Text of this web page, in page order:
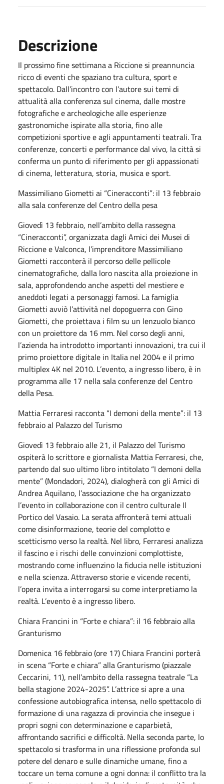
Descrizione
Il prossimo fine settimana a Riccione si preannuncia
ricco di eventi che spaziano tra cultura, sport e
spettacolo. Dall’incontro con l’autore sui temi di
attualità alla conferenza sul cinema, dalle mostre
fotografiche e archeologiche alle esperienze
gastronomiche ispirate alla storia, fino alle
competizioni sportive e agli appuntamenti teatrali. Tra
conferenze, concerti e performance dal vivo, la città si
conferma un punto di riferimento per gli appassionati
di cinema, letteratura, storia, musica e sport.
Massimiliano Giometti ai “Cineracconti”: il 13 febbraio
alla sala conferenze del Centro della pesa
Giovedì 13 febbraio, nell’ambito della rassegna
“Cineracconti”, organizzata dagli Amici dei Musei di
Riccione e Valconca, l’imprenditore Massimiliano
Giometti racconterà il percorso delle pellicole
cinematografiche, dalla loro nascita alla proiezione in
sala, approfondendo anche aspetti del mestiere e
aneddoti legati a personaggi famosi. La famiglia
Giometti avviò l’attività nel dopoguerra con Gino
Giometti, che proiettava i film su un lenzuolo bianco
con un proiettore da 16 mm. Nel corso degli anni,
l’azienda ha introdotto importanti innovazioni, tra cui il
primo proiettore digitale in Italia nel 2004 e il primo
multiplex 4K nel 2010. L’evento, a ingresso libero, è in
programma alle 17 nella sala conferenze del Centro
della Pesa.
Mattia Ferraresi racconta “I demoni della mente”: il 13
febbraio al Palazzo del Turismo
Giovedì 13 febbraio alle 21, il Palazzo del Turismo
ospiterà lo scrittore e giornalista Mattia Ferraresi, che,
partendo dal suo ultimo libro intitolato “I demoni della
mente” (Mondadori, 2024), dialogherà con gli Amici di
Andrea Aquilano, l’associazione che ha organizzato
l’evento in collaborazione con il centro culturale Il
Portico del Vasaio. La serata affronterà temi attuali
come disinformazione, teorie del complotto e
scetticismo verso la realtà. Nel libro, Ferraresi analizza
il fascino e i rischi delle convinzioni complottiste,
mostrando come influenzino la fiducia nelle istituzioni
e nella scienza. Attraverso storie e vicende recenti,
l’opera invita a interrogarsi su come interpretiamo la
realtà. L’evento è a ingresso libero.
Chiara Francini in “Forte e chiara”: il 16 febbraio alla
Granturismo
Domenica 16 febbraio (ore 17) Chiara Francini porterà
in scena “Forte e chiara” alla Granturismo (piazzale
Ceccarini, 11), nell’ambito della rassegna teatrale “La
bella stagione 2024-2025”. L’attrice si apre a una
confessione autobiografica intensa, nello spettacolo di
formazione di una ragazza di provincia che insegue i
propri sogni con determinazione e caparbietà,
affrontando sacrifici e difficoltà. Nella seconda parte, lo
spettacolo si trasforma in una riflessione profonda sul
potere del denaro e sulle dinamiche umane, fino a
toccare un tema comune a ogni donna: il conflitto tra la